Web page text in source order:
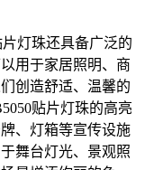
灯珠还具备广泛的
用于家居照明、商
创造舒适、温馨的
贴片灯珠的高亮
、灯箱等宣传设施
舞台灯光、景观照